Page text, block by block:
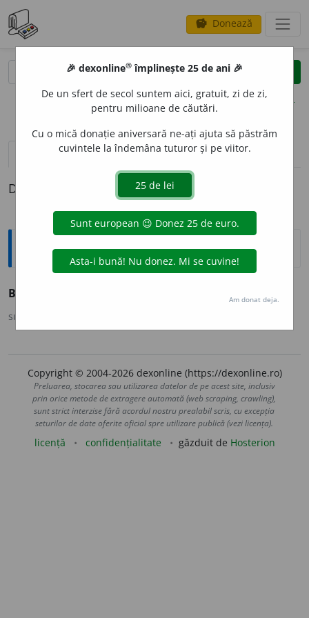
savings Donează
clear
opțiuni
definiții (1) pronunțievolume_up (7)
Definiția cu ID-ul 1336627:
Explicative DEX
BI
sursa:
Copyright © 2004-2026 dexonline (https://dexonline.ro)
Preluarea, stocarea sau utilizarea datelor de pe acest site, inclusiv
prin orice metode de extragere automată (web scraping, crawling),
sunt strict interzise fără acordul nostru prealabil scris, cu excepția
seturilor de date oferite oficial spre utilizare publică (vezi licența).
licență confidențialitate găzduit de Hosterion
🎉 dexonline® împlinește 25 de ani 🎉
De un sfert de secol suntem aici, gratuit, zi de zi,
pentru milioane de căutări.
Cu o mică donație aniversară ne-ați ajuta să păstrăm
cuvintele la îndemâna tuturor și pe viitor.
Am donat deja.